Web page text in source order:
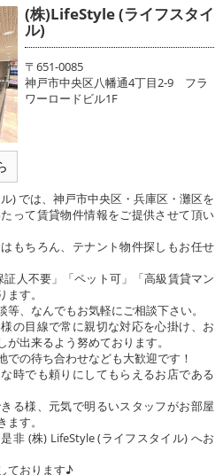
(株)LifeStyle (ライフスタイ
ル)
〒651-0085
神戸市中央区八幡通4丁目2-9 フラ
ワーロードビル1F
) では、神戸市中央区・兵庫区・灘区を
って賃貸物件情報をご提供させて頂い
もちろん、テナント物件探しもお任せ
証人不要」「ペット可」「高級賃貸マン
す。
、なんでもお気軽にご相談下さい。
の目線で常に親切な対応を心掛け、お
出来るよう努めております。
の待ち合わせなども大歓迎です！
時でも頼りにしてもらえるお店である
る様、元気で明るいスタッフがお部屋
す。
非 (株) LifeStyle (ライフスタイル) へお
ております♪